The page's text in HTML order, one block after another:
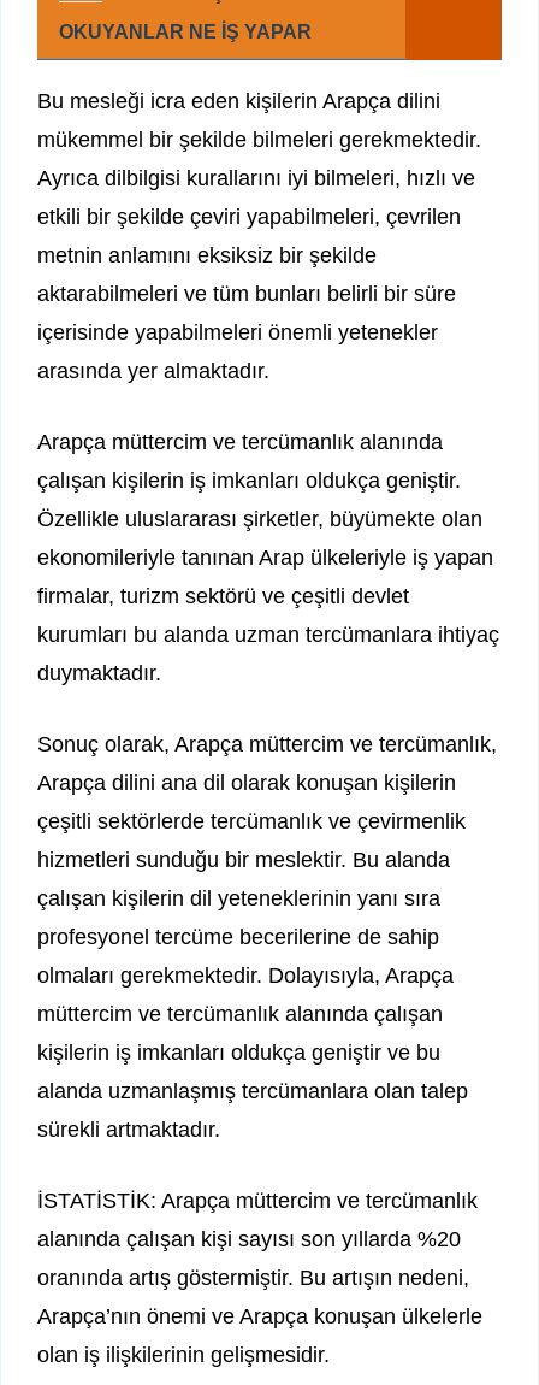
OKUYANLAR NE İŞ YAPAR
Bu mesleği icra eden kişilerin Arapça dilini
mükemmel bir şekilde bilmeleri gerekmektedir.
Ayrıca dilbilgisi kurallarını iyi bilmeleri, hızlı ve
etkili bir şekilde çeviri yapabilmeleri, çevrilen
metnin anlamını eksiksiz bir şekilde
aktarabilmeleri ve tüm bunları belirli bir süre
içerisinde yapabilmeleri önemli yetenekler
arasında yer almaktadır.
Arapça müttercim ve tercümanlık alanında
çalışan kişilerin iş imkanları oldukça geniştir.
Özellikle uluslararası şirketler, büyümekte olan
ekonomileriyle tanınan Arap ülkeleriyle iş yapan
firmalar, turizm sektörü ve çeşitli devlet
kurumları bu alanda uzman tercümanlara ihtiyaç
duymaktadır.
Sonuç olarak, Arapça müttercim ve tercümanlık,
Arapça dilini ana dil olarak konuşan kişilerin
çeşitli sektörlerde tercümanlık ve çevirmenlik
hizmetleri sunduğu bir meslektir. Bu alanda
çalışan kişilerin dil yeteneklerinin yanı sıra
profesyonel tercüme becerilerine de sahip
olmaları gerekmektedir. Dolayısıyla, Arapça
müttercim ve tercümanlık alanında çalışan
kişilerin iş imkanları oldukça geniştir ve bu
alanda uzmanlaşmış tercümanlara olan talep
sürekli artmaktadır.
İSTATİSTİK: Arapça müttercim ve tercümanlık
alanında çalışan kişi sayısı son yıllarda %20
oranında artış göstermiştir. Bu artışın nedeni,
Arapça’nın önemi ve Arapça konuşan ülkelerle
olan iş ilişkilerinin gelişmesidir.